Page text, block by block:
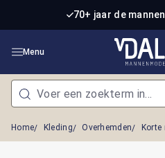
Ga naar de hoofdinhoud
70+ jaar de
Menu
Home Kleding Overhemden